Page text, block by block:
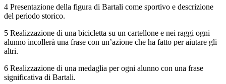
4 Presentazione della figura di Bartali come sportivo e descrizione
del periodo storico.
5 Realizzazione di una bicicletta su un cartellone e nei raggi ogni
alunno incollerà una frase con un’azione che ha fatto per aiutare gli
altri.
6 Realizzazione di una medaglia per ogni alunno con una frase
significativa di Bartali.